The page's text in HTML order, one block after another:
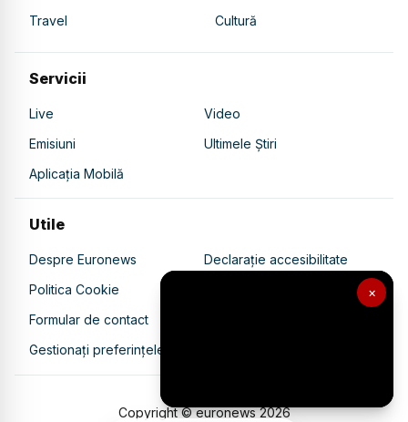
×
Travel
Cultură
Servicii
Live
Video
Emisiuni
Ultimele Știri
Aplicația Mobilă
Utile
Despre Euronews
Declarație accesibilitate
Politica Cookie
Politica de confidențialitate
Formular de contact
Gestionați preferințele
Copyright © euronews2026